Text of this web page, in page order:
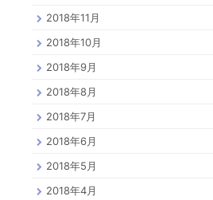
2018年11月
2018年10月
2018年9月
2018年8月
2018年7月
2018年6月
2018年5月
2018年4月